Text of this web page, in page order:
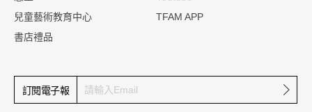
兒童藝術教育中心
書店禮品
TFAM APP
訂閱電子報 確定